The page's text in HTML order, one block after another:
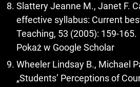
Slattery Jeanne M., Janet F.
effective syllabus: Current
Teaching, 53 (2005): 159-165.
Pokaż w Google Scholar
Wheeler Lindsay B., Michael
„Students’ Perceptions of